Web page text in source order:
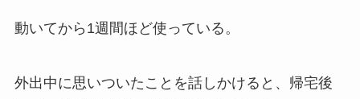
動いてから1週間ほど使っている。
外出中に思いついたことを話しかけると、帰宅後